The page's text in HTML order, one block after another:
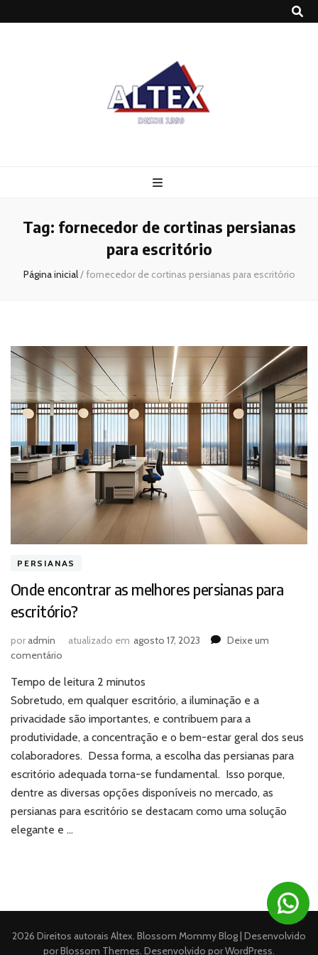
Tag: fornecedor de cortinas persianas
para escritório
Página inicial/fornecedor de cortinas persianas para escritório
PERSIANAS
Onde encontrar as melhores persianas para
escritório?
poradmin atualizado em agosto 17, 2023
Deixe um
comentário
encontrar
as
melhores
persianas
para
escritório?
Tempo de leitura 2 minutos
Sobretudo, em qualquer escritório, a iluminação e a
privacidade são importantes, e contribuem para a
produtividade, a concentração e o bem-estar geral dos seus
colaboradores. Dessa forma, a escolha das persianas para
escritório adequada torna-se fundamental. Isso porque,
dentre as diversas opções disponíveis no mercado, as
persianas para escritório se destacam como uma solução
elegante e …
2026 Direitos autorais Altex Blossom Mommy Blog | Desenvolvido
porBlossom Themes . Desenvolvido porWordPress